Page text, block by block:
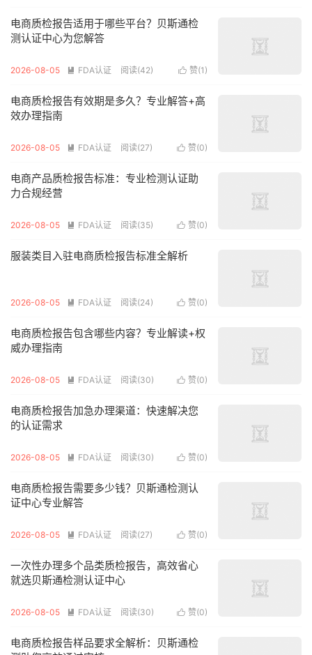
电商质检报告适用于哪些平台？贝斯通检
测认证中心为您解答
 赞(1 )
2026-08-05  FDA认证 阅读(42)
电商质检报告有效期是多久？专业解答+高
效办理指南
 赞(0)
2026-08-05  FDA认证 阅读(27)
电商产品质检报告标准：专业检测认证助
力合规经营
 赞(0)
2026-08-05  FDA认证 阅读(35)
服装类目入驻电商质检报告标准全解析
 赞(0)
2026-08-05  FDA认证 阅读(24)
电商质检报告包含哪些内容？专业解读+权
威办理指南
 赞(0)
2026-08-05  FDA认证 阅读(30)
电商质检报告加急办理渠道：快速解决您
的认证需求
 赞(0)
2026-08-05  FDA认证 阅读(30)
电商质检报告需要多少钱？贝斯通检测认
证中心专业解答
 赞(0)
2026-08-05  FDA认证 阅读(27)
一次性办理多个品类质检报告，高效省心
就选贝斯通检测认证中心
 赞(0)
2026-08-05  FDA认证 阅读(30)
电商质检报告样品要求全解析：贝斯通检